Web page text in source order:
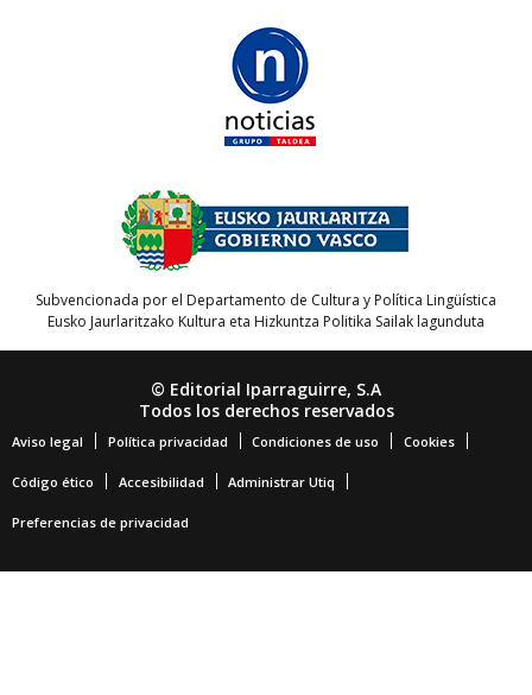
Subvencionada por el Departamento de Cultura y Política Lingüística
Eusko Jaurlaritzako Kultura eta Hizkuntza Politika Sailak lagunduta
© Editorial Iparraguirre, S.A
Todos los derechos reservados
Aviso legal Política privacidad Condiciones de uso Cookies
Código ético Accesibilidad Administrar Utiq
Preferencias de privacidad